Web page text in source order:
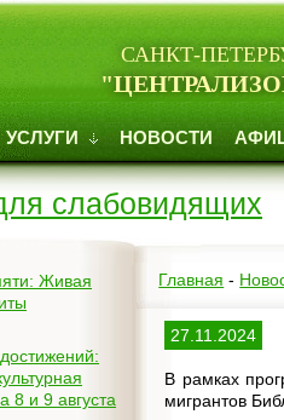
САНКТ-
УСЛУГИ НОВОСТИ
слабовидящих
8 и 9 августа
Главная -
27.11.2024
В рамках
мигрантов